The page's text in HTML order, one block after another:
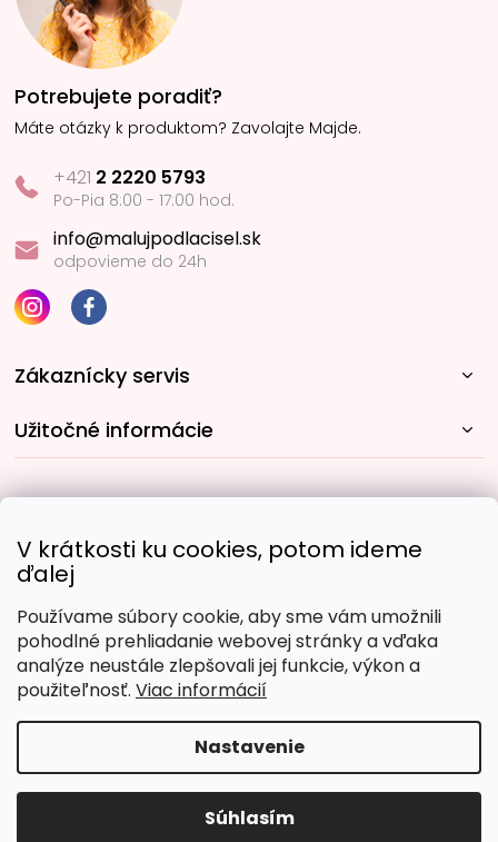
V krátkosti ku cookies, potom ideme
ďalej
Používame súbory cookie, aby sme vám umožnili
pohodlné prehliadanie webovej stránky a vďaka
analýze neustále zlepšovali jej funkcie, výkon a
použiteľnosť. Viac informácií
Nastavenie
Súhlasím
Potrebujete poradiť?
Máte otázky k produktom? Zavolajte Majde.
+421 2 2220 5793
Po-Pia 8:00 - 17:00 hod.
info@malujpodlacisel.sk
odpovieme do 24h
Zákaznícky servis
Užitočné informácie
Obľúbené spôsoby platby:
Copyright 2026Malujpodlacisel.sk. Všetky práva
vyhradené.Upraviť nastavenie cookies